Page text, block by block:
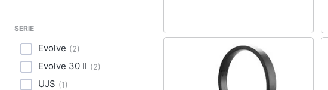
SERIE
Evolve (2)
Evolve 30 II (2)
UJS (1)